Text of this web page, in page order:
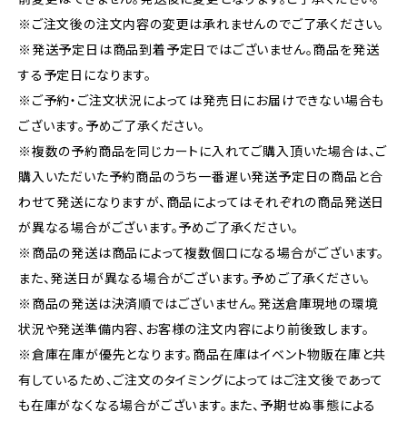
※ご注文後の注文内容の変更は承れませんのでご了承ください。
※発送予定日は商品到着予定日ではございません。商品を発送
する予定日になります。
※ご予約・ご注文状況によっては発売日にお届けできない場合も
ございます。予めご了承ください。
※複数の予約商品を同じカートに入れてご購入頂いた場合は、ご
購入いただいた予約商品のうち一番遅い発送予定日の商品と合
わせて発送になりますが、商品によってはそれぞれの商品発送日
が異なる場合がございます。予めご了承ください。
※商品の発送は商品によって複数個口になる場合がございます。
また、発送日が異なる場合がございます。予めご了承ください。
※商品の発送は決済順ではございません。発送倉庫現地の環境
状況や発送準備内容、お客様の注文内容により前後致します。
※倉庫在庫が優先となります。商品在庫はイベント物販在庫と共
有しているため、ご注文のタイミングによってはご注文後であって
も在庫がなくなる場合がございます。また、予期せぬ事態による